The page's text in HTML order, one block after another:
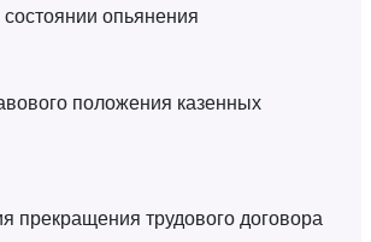
опьянения
положения казенных
прекращения трудового договора